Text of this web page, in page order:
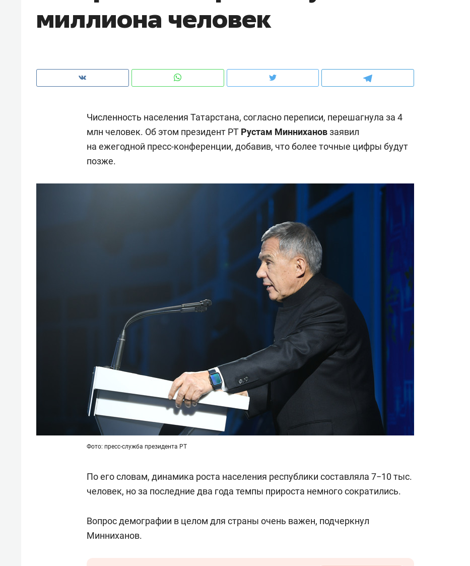
миллиона человек
Численность населения Татарстана, согласно переписи, перешагнула за 4
млн человек. Об этом президент РТ Рустам Миннихановзаявил
на ежегодной пресс-конференции, добавив, что более точные цифры будут
позже.
Фото: пресс-служба президента РТ
По его словам, динамика роста населения республики составляла 7−10 тыс.
человек, но за последние два года темпы прироста немного сократились.
Вопрос демографии в целом для страны очень важен, подчеркнул
Минниханов.
чем интересен Оман?
клиентах и чудных запросах мастеров
Рекомендуем Рекомендуем
150 камер до квартиры и Face
ID вместо ключа: какой будет
безопасность в ЖК «Нова»
Рекомендуем